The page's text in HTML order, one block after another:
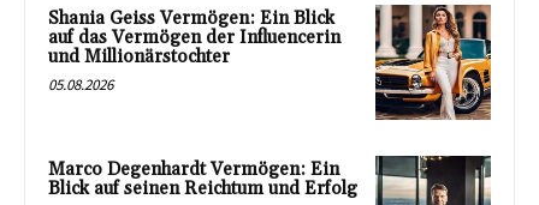
Shania Geiss Vermögen: Ein Blick
auf das Vermögen der Influencerin
und Millionärstochter
05.08.2026
Marco Degenhardt Vermögen: Ein
Blick auf seinen Reichtum und Erfolg